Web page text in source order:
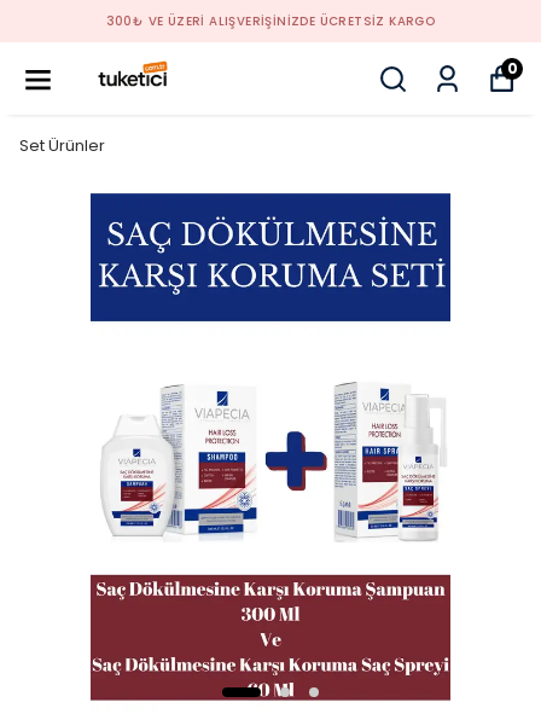
300₺ VE ÜZERİ ALIŞVERİŞİNİZDE ÜCRETSİZ KARGO
0
Set Ürünler